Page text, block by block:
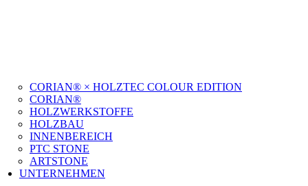
CORIAN® × HOLZTEC COLOUR EDITION
CORIAN®
HOLZWERKSTOFFE
HOLZBAU
INNENBEREICH
PTC STONE
ARTSTONE
UNTERNEHMEN